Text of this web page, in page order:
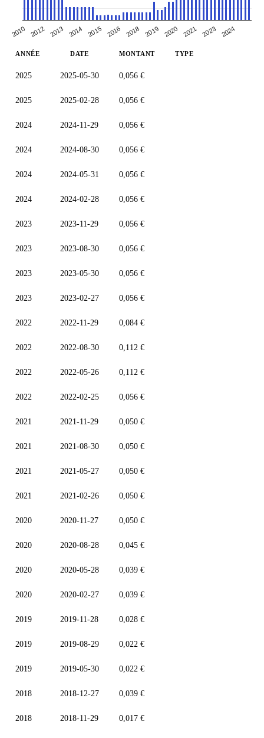
2010 2012 2013 2014 2015 2016 2018 2019 2020 2021 2023 2024
ANNÉE DATE MONTANT TYPE
2025 2025-05-30 0,056 €
2025 2025-02-28 0,056 €
2024 2024-11-29 0,056 €
2024 2024-08-30 0,056 €
2024 2024-05-31 0,056 €
2024 2024-02-28 0,056 €
2023 2023-11-29 0,056 €
2023 2023-08-30 0,056 €
2023 2023-05-30 0,056 €
2023 2023-02-27 0,056 €
2022 2022-11-29 0,084 €
2022 2022-08-30 0,112 €
2022 2022-05-26 0,112 €
2022 2022-02-25 0,056 €
2021 2021-11-29 0,050 €
2021 2021-08-30 0,050 €
2021 2021-05-27 0,050 €
2021 2021-02-26 0,050 €
2020 2020-11-27 0,050 €
2020 2020-08-28 0,045 €
2020 2020-05-28 0,039 €
2020 2020-02-27 0,039 €
2019 2019-11-28 0,028 €
2019 2019-08-29 0,022 €
2019 2019-05-30 0,022 €
2018 2018-12-27 0,039 €
2018 2018-11-29 0,017 €